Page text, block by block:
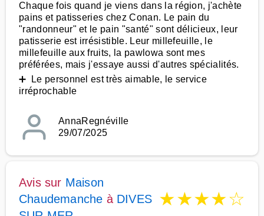
Chaque fois quand je viens dans la région, j'achète
pains et patisseries chez Conan. Le pain du
"randonneur" et le pain "santé" sont délicieux, leur
patisserie est irrésistible. Leur millefeuille, le
millefeuille aux fruits, la pawlowa sont mes
préférées, mais j'essaye aussi d'autres spécialités.
➕ Le personnel est très aimable, le service
irréprochable
AnnaRegnéville
29/07/2025
Avis sur Maison
Chaudemanche à DIVES ★★★★☆